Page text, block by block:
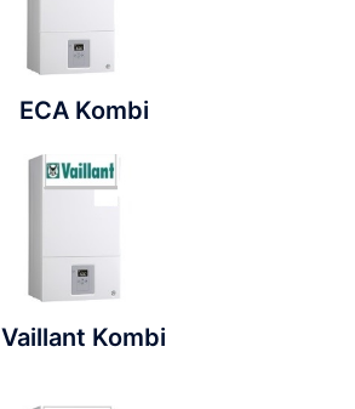
ECA Kombi
Vaillant Kombi